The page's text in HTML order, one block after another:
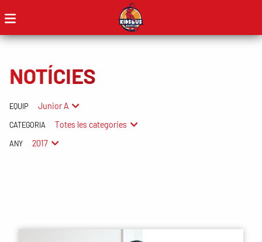
NOTÍCIES
EQUIP Junior A
CATEGORIA Totes les categories
ANY 2017